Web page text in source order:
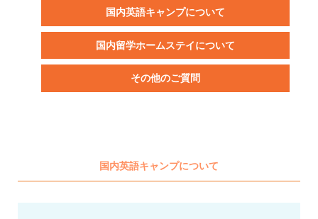
国内英語キャンプについて
国内留学ホームステイについて
その他のご質問
国内英語キャンプについて